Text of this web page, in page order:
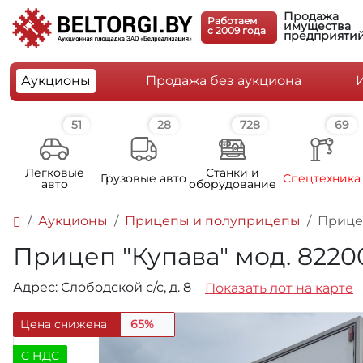
Работаем
c 2009 года
Продажа
имущества
Аукционы Продажа без аукциона
51
Легковые
авто
28
Грузовые авто
728
Станки и
оборудование
69
Спецтехника
Аукционы Прицепы и полуприцепы
Прицеп "Купава" мод.
Адрес: Слободской с/с, д. 8 Показать лот на карте
Цена снижена 65%
C НДС